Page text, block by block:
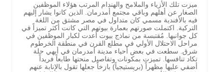
ميزت تلك الأزياء والملامح والهندام المرتب هؤلاء الموظفين
الصغار عن أهلهم وباقي مجتمع أمدرمان. الذين كانوا يشار إليهم
فيه بالأفندية مسمي كان متداول في مصر مشتق من اللغة
التركية. اكتملت صورتهم بعمارة بيوتهم التي كانت أكثر تميزاً في
كل جوانبها. مُقتبسة من نماذج بيوت أعدت لكبار الموظفين في
مراحل الاحتلال الأولي في مطلع القرن في منطقة الخرطوم
شرق. سطعت في بعض أحياء مدينة أمدرمان في أبهي حلة
تكاد تنافسها. تميزت بمكونات وتفاصيل منحتها طابعاً فريداً
أضفي عليها مظهراً (بريستيجياً) بازخاً جعلها تقول بالإنابة عنهم